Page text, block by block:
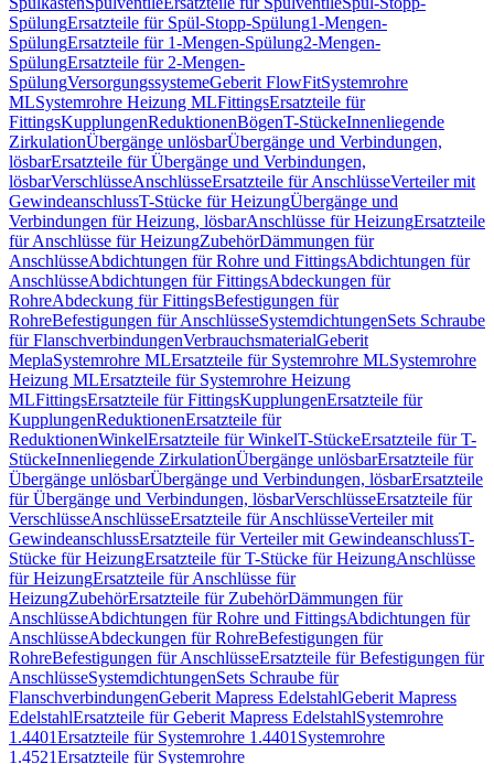
SpülungErsatzteile für Spül-Stopp-Spülung1-Mengen-
SpülungErsatzteile für 1-Mengen-Spülung2-Mengen-
SpülungErsatzteile für 2-Mengen-
SpülungVersorgungssystemeGeberit FlowFitSystemrohre
MLSystemrohre Heizung MLFittingsErsatzteile für
FittingsKupplungenReduktionenBögenT-StückeInnenliegende
ZirkulationÜbergänge unlösbarÜbergänge und Verbindungen,
lösbarErsatzteile für Übergänge und Verbindungen,
lösbarVerschlüsseAnschlüsseErsatzteile für AnschlüsseVerteiler mit
GewindeanschlussT-Stücke für HeizungÜbergänge und
Verbindungen für Heizung, lösbarAnschlüsse für HeizungErsatzteile
für Anschlüsse für HeizungZubehörDämmungen für
AnschlüsseAbdichtungen für Rohre und FittingsAbdichtungen für
AnschlüsseAbdichtungen für FittingsAbdeckungen für
RohreAbdeckung für FittingsBefestigungen für
RohreBefestigungen für AnschlüsseSystemdichtungenSets Schraube
für FlanschverbindungenVerbrauchsmaterialGeberit
MeplaSystemrohre MLErsatzteile für Systemrohre MLSystemrohre
Heizung MLErsatzteile für Systemrohre Heizung
MLFittingsErsatzteile für FittingsKupplungenErsatzteile für
KupplungenReduktionenErsatzteile für
ReduktionenWinkelErsatzteile für WinkelT-StückeErsatzteile für T-
StückeInnenliegende ZirkulationÜbergänge unlösbarErsatzteile für
Übergänge unlösbarÜbergänge und Verbindungen, lösbarErsatzteile
für Übergänge und Verbindungen, lösbarVerschlüsseErsatzteile für
VerschlüsseAnschlüsseErsatzteile für AnschlüsseVerteiler mit
GewindeanschlussErsatzteile für Verteiler mit GewindeanschlussT-
Stücke für HeizungErsatzteile für T-Stücke für HeizungAnschlüsse
für HeizungErsatzteile für Anschlüsse für
HeizungZubehörErsatzteile für ZubehörDämmungen für
AnschlüsseAbdichtungen für Rohre und FittingsAbdichtungen für
AnschlüsseAbdeckungen für RohreBefestigungen für
RohreBefestigungen für AnschlüsseErsatzteile für Befestigungen für
AnschlüsseSystemdichtungenSets Schraube für
FlanschverbindungenGeberit Mapress EdelstahlGeberit Mapress
EdelstahlErsatzteile für Geberit Mapress EdelstahlSystemrohre
1.4401Ersatzteile für Systemrohre 1.4401 Systemrohre
1.4521Ersatzteile für Systemrohre